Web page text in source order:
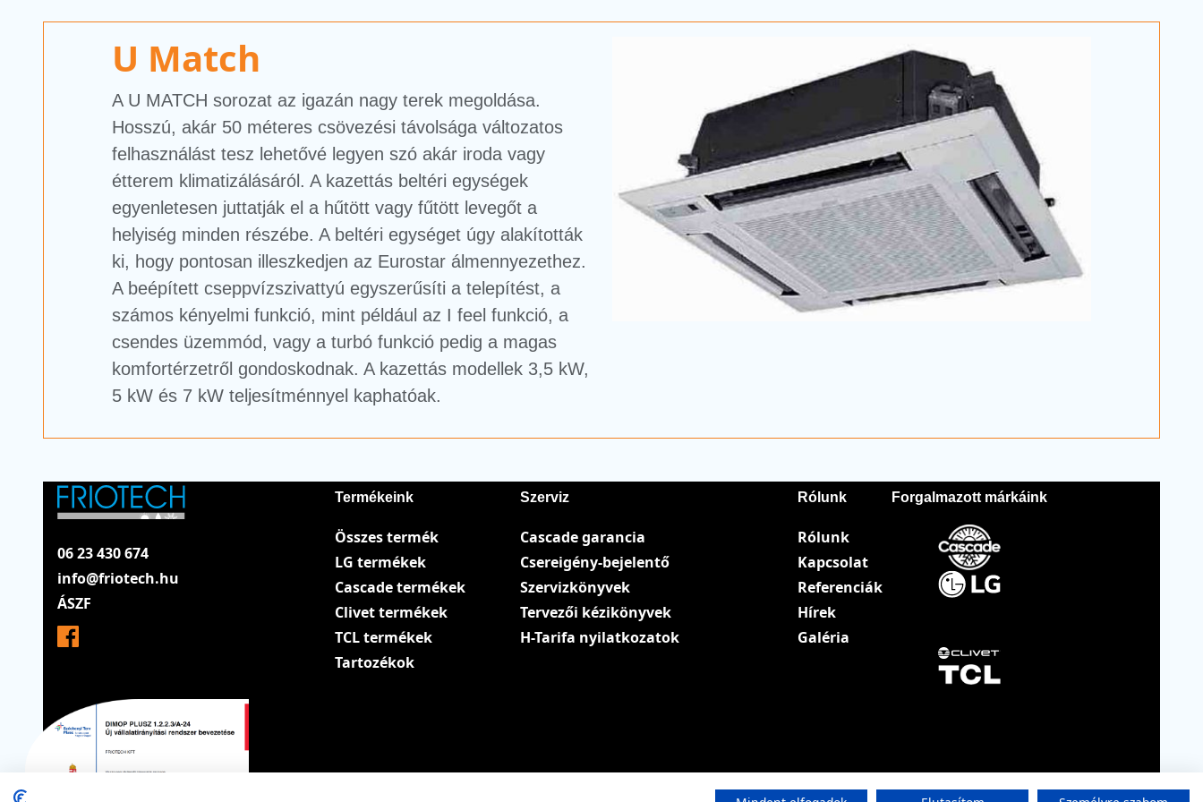
U Match
A U MATCH sorozat az igazán nagy terek megoldása.
Hosszú, akár 50 méteres csövezési távolsága változatos
felhasználást tesz lehetővé legyen szó akár iroda vagy
étterem klimatizálásáról. A kazettás beltéri egységek
egyenletesen juttatják el a hűtött vagy fűtött levegőt a
helyiség minden részébe. A beltéri egységet úgy alakították
ki, hogy pontosan illeszkedjen az Eurostar álmennyezethez.
A beépített cseppvízszivattyú egyszerűsíti a telepítést, a
számos kényelmi funkció, mint például az I feel funkció, a
csendes üzemmód, vagy a turbó funkció pedig a magas
komfortérzetről gondoskodnak. A kazettás modellek 3,5 kW,
5 kW és 7 kW teljesítménnyel kaphatóak.
06 23 430 674
info@friotech.hu
ÁSZF
Termékeink
Összes termék
LG termékek
Cascade termékek
Clivet termékek
TCL termékek
Tartozékok
Szerviz
Cascade garancia
Csereigény-bejelentő
Szervizkönyvek
Tervezői kézikönyvek
H-Tarifa nyilatkozatok
Rólunk
Rólunk
Kapcsolat
Referenciák
Hírek
Galéria
Forgalmazott márkáink